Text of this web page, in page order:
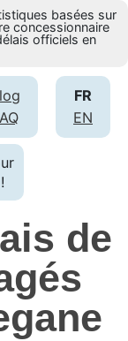
basées sur
concessionnaire
officiels en
FR
EN
de